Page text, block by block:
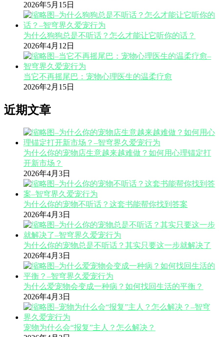
2026年5月15日
为什么狗狗总是不听话？怎么才能让它听你的话？
2026年4月12日
当它不再摇尾巴：宠物心理医生的温柔疗愈
2026年2月15日
近期文章
为什么你的宠物店生意越来越难做？如何用心理锚定打
开新市场？
2026年4月3日
为什么你的宠物不听话？这套书能帮你找到答案
2026年4月3日
为什么你的宠物总是不听话？其实只要这一步就解决了
2026年4月3日
为什么爱宠物会变成一种病？如何找回生活的平衡？
2026年4月3日
宠物为什么会“报复”主人？怎么解决？